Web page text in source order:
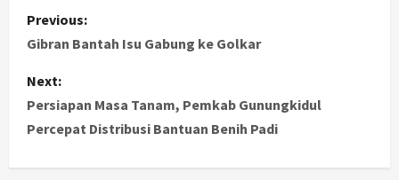
P
o
s
t
n
Previous:
Gibran Bantah Isu Gabung ke Golkar
Next:
Persiapan Masa Tanam, Pemkab Gunungkidul
Percepat Distribusi Bantuan Benih Padi